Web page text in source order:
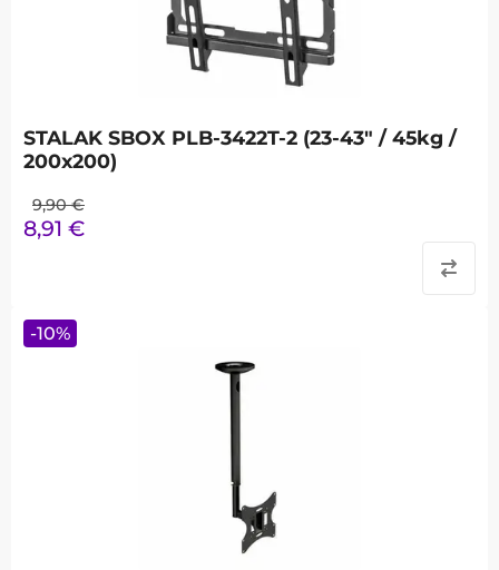
STALAK SBOX PLB-3422T-2 (23-43" / 45kg /
200x200)
9,90 €
8,91 €
-10%